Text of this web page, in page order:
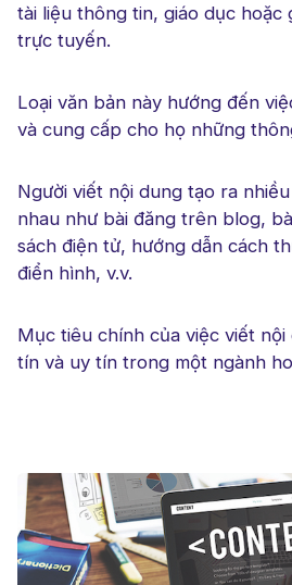
tài liệu thông tin, giáo dục hoặc
trực tuyến.
Loại văn bản này hướng đến
và cung cấp cho họ những
Người viết nội dung tạo ra
nhau như bài đăng trên blog,
sách điện tử, hướng dẫn cách
điển hình, v.v.
Mục tiêu chính của việc viết
tín và uy tín trong một ngành